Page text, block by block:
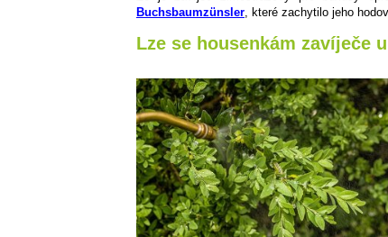
Buchsbaumzünsler , které zachytilo jeho
Lze se housenkám zavíječe